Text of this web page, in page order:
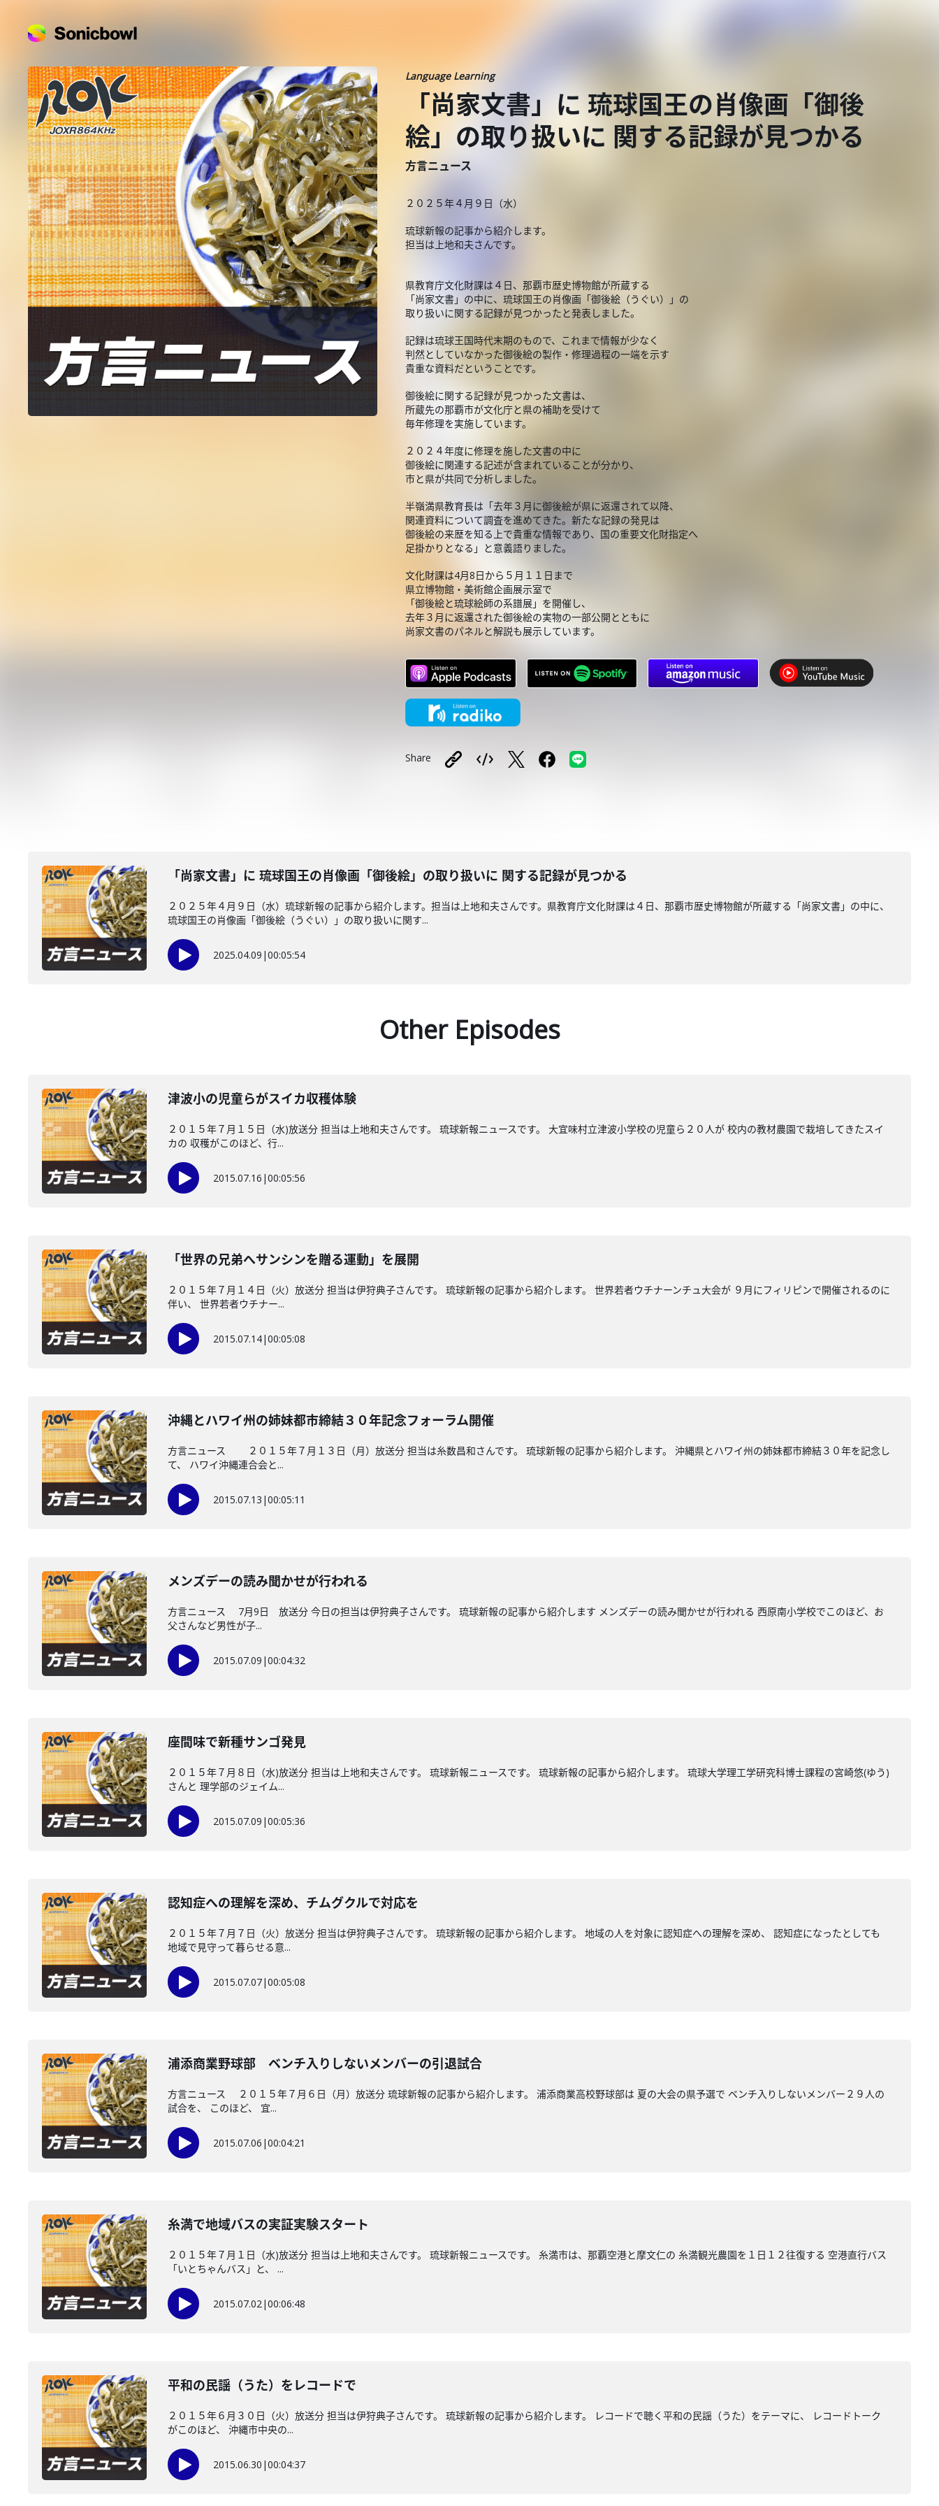
Language Learning
「尚家文書」に 琉球国王の肖像画「御後
絵」の取り扱いに 関する記録が見つかる
方言ニュース
２０２５年４月９日（水）
琉球新報の記事から紹介します。
担当は上地和夫さんです。
県教育庁文化財課は４日、那覇市歴史博物館が所蔵する
「尚家文書」の中に、琉球国王の肖像画「御後絵（うぐい）」の
取り扱いに関する記録が見つかったと発表しました。
記録は琉球王国時代末期のもので、これまで情報が少なく
判然としていなかった御後絵の製作・修理過程の一端を示す
貴重な資料だということです。
御後絵に関する記録が見つかった文書は、
所蔵先の那覇市が文化庁と県の補助を受けて
毎年修理を実施しています。
２０２４年度に修理を施した文書の中に
御後絵に関連する記述が含まれていることが分かり、
市と県が共同で分析しました。
半嶺満県教育長は「去年３月に御後絵が県に返還されて以降、
関連資料について調査を進めてきた。新たな記録の発見は
御後絵の来歴を知る上で貴重な情報であり、国の重要文化財指定へ
足掛かりとなる」と意義語りました。
文化財課は4月8日から５月１１日まで
県立博物館・美術館企画展示室で
「御後絵と琉球絵師の系譜展」を開催し、
去年３月に返還された御後絵の実物の一部公開とともに
尚家文書のパネルと解説も展示しています。
Share
「尚家文書」に 琉球国王の肖像画「御後絵」の取り扱いに 関する記録が見つかる
２０２５年４月９日（水）琉球新報の記事から紹介します。担当は上地和夫さんです。県教育庁文化財課は４日、那覇市歴史博物館が所蔵する「尚家文書」の中に、
琉球国王の肖像画「御後絵（うぐい）」の取り扱いに関す...
2025.04.09 |00:05:54
Other Episodes
津波小の児童らがスイカ収穫体験
２０１５年７月１５日（水)放送分 担当は上地和夫さんです。 琉球新報ニュースです。 大宜味村立津波小学校の児童ら２０人が 校内の教材農園で栽培してきたスイ
カの 収穫がこのほど、行...
2015.07.16 |00:05:56
「世界の兄弟へサンシンを贈る運動」を展開
２０１５年７月１４日（火）放送分 担当は伊狩典子さんです。 琉球新報の記事から紹介します。 世界若者ウチナーンチュ大会が ９月にフィリピンで開催されるのに
伴い、 世界若者ウチナー...
2015.07.14|00:05:08
沖縄とハワイ州の姉妹都市締結３０年記念フォーラム開催
方言ニュース ２０１５年７月１３日（月）放送分 担当は糸数昌和さんです。 琉球新報の記事から紹介します。 沖縄県とハワイ州の姉妹都市締結３０年を記念し
て、 ハワイ沖縄連合会と...
2015.07.13 |00:05:11
メンズデーの読み聞かせが行われる
方言ニュース 7月9日 放送分 今日の担当は伊狩典子さんです。 琉球新報の記事から紹介します メンズデーの読み聞かせが行われる 西原南小学校でこのほど、お
父さんなど男性が子...
2015.07.09 |00:04:32
座間味で新種サンゴ発見
２０１５年７月８日（水)放送分 担当は上地和夫さんです。 琉球新報ニュースです。 琉球新報の記事から紹介します。 琉球大学理工学研究科博士課程の宮崎悠(ゆう)
さんと 理学部のジェイム...
2015.07.09 |00:05:36
認知症への理解を深め、チムグクルで対応を
２０１５年７月７日（火）放送分 担当は伊狩典子さんです。 琉球新報の記事から紹介します。 地域の人を対象に認知症への理解を深め、 認知症になったとしても
地域で見守って暮らせる意...
2015.07.07|00:05:08
浦添商業野球部 ベンチ入りしないメンバーの引退試合
方言ニュース ２０１５年７月６日（月）放送分 琉球新報の記事から紹介します。 浦添商業高校野球部は 夏の大会の県予選で ベンチ入りしないメンバー２９人の
試合を、 このほど、 宜...
2015.07.06 |00:04:21
糸満で地域バスの実証実験スタート
２０１５年７月１日（水)放送分 担当は上地和夫さんです。 琉球新報ニュースです。 糸満市は、那覇空港と摩文仁の 糸満観光農園を１日１２往復する 空港直行バス
「いとちゃんバス」と、 ...
2015.07.02|00:06:48
平和の民謡（うた）をレコードで
２０１５年６月３０日（火）放送分 担当は伊狩典子さんです。 琉球新報の記事から紹介します。 レコードで聴く平和の民謡（うた）をテーマに、 レコードトーク
がこのほど、 沖縄市中央の...
2015.06.30 |00:04:37